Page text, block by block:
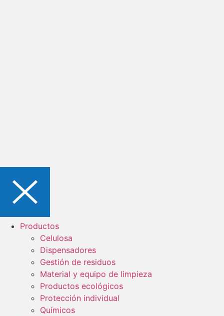
Productos
Celulosa
Dispensadores
Gestión de residuos
Material y equipo de limpieza
Productos ecológicos
Protección individual
Químicos